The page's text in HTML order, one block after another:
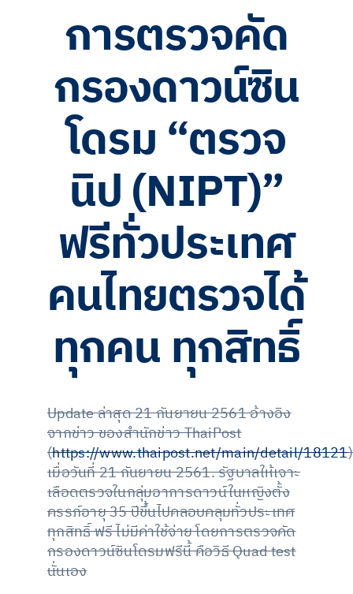
การตรวจคัด
กรองดาวน์ซิน
โดรม “ตรวจ
นิป (NIPT)”
ฟรีทั่วประเทศ
คนไทยตรวจได้
ทุกคน ทุกสิทธิ์
Update ล่าสุด 21 กันยายน 2561 อ้างอิง
จากข่าว ของสำนักข่าว ThaiPost
(https://www.thaipost.net/main/detail/18121)
เมื่อวันที่ 21 กันยายน 2561. รัฐบาลให้เจาะ
เลือดตรวจในกลุ่มอาการดาวน์ในหญิงตั้ง
ครรภ์อายุ 35 ปีขึ้นไปคลอบคลุมทั่วประเทศ
ทุกสิทธิ์ ฟรี ไม่มีค่าใช้จ่าย โดยการตรวจคัด
กรองดาวน์ซินโดรมฟรีนี้ คือวิธี Quad test
นั่นเอง